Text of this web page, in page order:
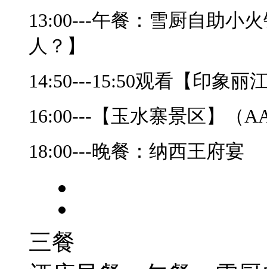
13:00---午餐：雪厨自助小
人？】
14:50---15:50观看【印象丽
16:00---【玉水寨景区】（
18:00---晚餐：纳西王府宴
三餐